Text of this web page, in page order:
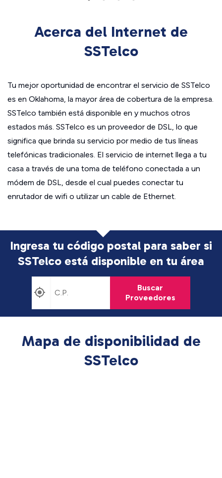
Acerca del Internet de
SSTelco
Tu mejor oportunidad de encontrar el servicio de SSTelco
es en Oklahoma, la mayor área de cobertura de la empresa.
SSTelco también está disponible en y muchos otros
estados más. SSTelco es un proveedor de DSL, lo que
significa que brinda su servicio por medio de tus líneas
telefónicas tradicionales. El servicio de internet llega a tu
casa a través de una toma de teléfono conectada a un
módem de DSL, desde el cual puedes conectar tu
enrutador de wifi o utilizar un cable de Ethernet.
Ingresa tu código postal para saber si
SSTelco está disponible en tu área
Buscar
Proveedores
Mapa de disponibilidad de
SSTelco